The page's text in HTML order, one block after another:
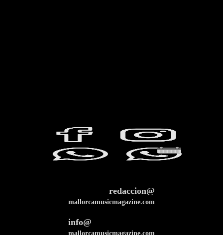
redaccion@
mallorcamusicmagazine.com
info@
mallorcamusicmagazine.com